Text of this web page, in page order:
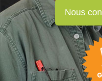
Nous